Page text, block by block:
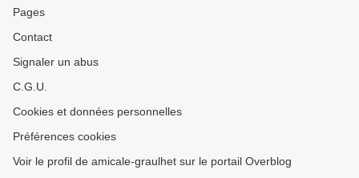
Pages
Contact
Signaler un abus
C.G.U.
Cookies et données personnelles
Préférences cookies
Voir le profil de amicale-graulhet sur le portail Overblog